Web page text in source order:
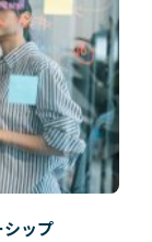
ップ